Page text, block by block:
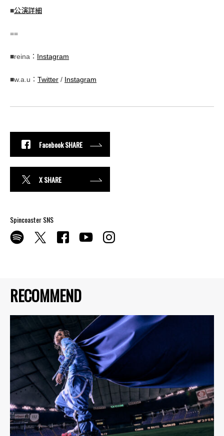
RECOMMEND
■公演詳細
==
■reina： Instagram
■w.a.u： Twitter / Instagram
Facebook SHARE
X SHARE
Spincoaster SNS